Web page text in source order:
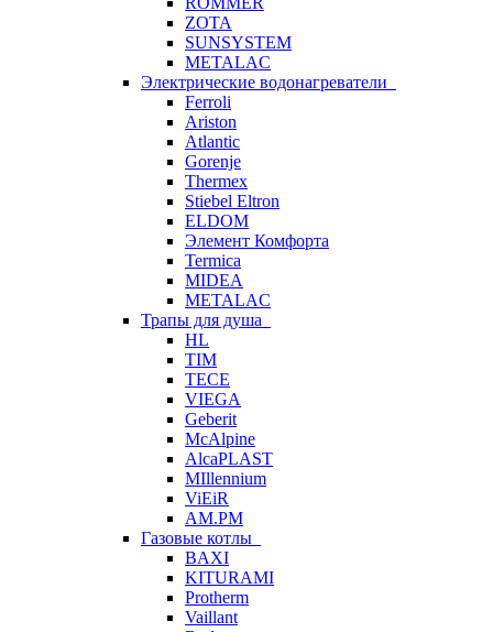
ZOTA
SUNSYSTEM
METALAC
Электрические водонагреватели
Ferroli
Ariston
Atlantic
Gorenje
Thermex
Stiebel Eltron
ELDOM
Элемент Комфорта
Termica
MIDEA
METALAC
Трапы для душа
HL
TIM
TECE
VIEGA
Geberit
McAlpine
AlcaPLAST
MIllennium
ViEiR
AM.PM
Газовые котлы
BAXI
KITURAMI
Protherm
Vaillant